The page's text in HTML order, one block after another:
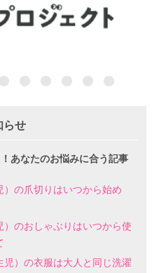
らせ
あなたのお悩みに合う記事
）の爪切りはいつから始め
）のおしゃぶりはいつから使
児）の衣服は大人と同じ洗濯